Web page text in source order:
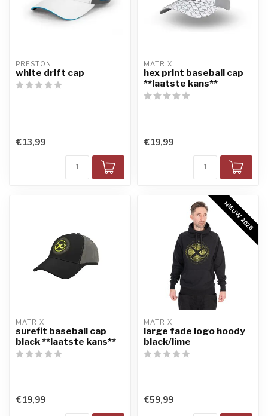
PRESTON
white drift cap
€13,99
MATRIX
hex print baseball cap
**laatste kans**
€19,99
MATRIX
surefit baseball cap
black **laatste kans**
€19,99
NIEUW 2026
MATRIX
large fade logo hoody
black/lime
€59,99